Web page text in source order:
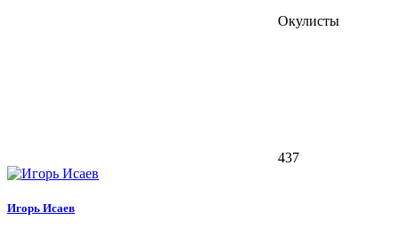
Окулисты
437
Игорь Исаев